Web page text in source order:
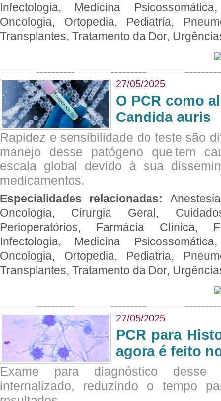
Infectologia, Medicina
Oncologia, Ortopedia, Pediatria,
Transplantes, Tratamento da Dor,
27/05/2025
O PCR como
Candida auris
Rapidez e sensibilidade do teste são
manejo desse patógeno que tem
escala global devido à sua
medicamentos.
Especialidades relacionadas:
Oncologia, Cirurgia Geral,
Perioperatórios, Farmácia Clínica,
Infectologia, Medicina
Oncologia, Ortopedia, Pediatria,
Transplantes, Tratamento da Dor,
27/05/2025
PCR para
agora é feito
Exame para diagnóstico desse
internalizado, reduzindo o tempo